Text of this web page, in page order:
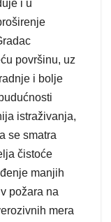
i u
površinu, uz
i bolje
istraživanja,
se smatra
čistoće
manjih
požara na
mera